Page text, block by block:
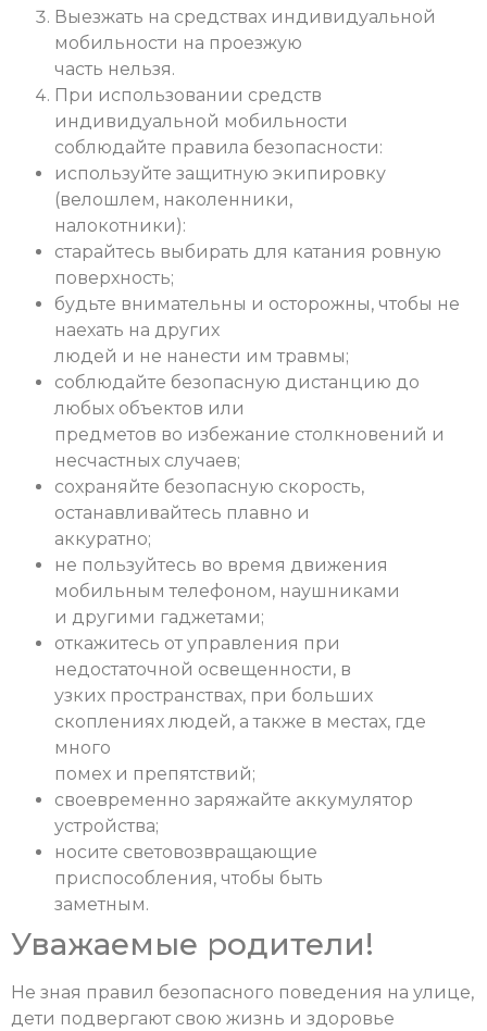
Выезжать на средствах индивидуальной
мобильности на проезжую
часть нельзя.
При использовании средств
индивидуальной мобильности
соблюдайте правила безопасности:
используйте защитную экипировку
(велошлем, наколенники,
налокотники):
старайтесь выбирать для катания ровную
поверхность;
будьте внимательны и осторожны, чтобы не
наехать на других
людей и не нанести им травмы;
соблюдайте безопасную дистанцию до
любых объектов или
предметов во избежание столкновений и
несчастных случаев;
сохраняйте безопасную скорость,
останавливайтесь плавно и
аккуратно;
не пользуйтесь во время движения
мобильным телефоном, наушниками
и другими гаджетами;
откажитесь от управления при
недостаточной освещенности, в
узких пространствах, при больших
скоплениях людей, а также в местах, где
много
помех и препятствий;
своевременно заряжайте аккумулятор
устройства;
носите световозвращающие
приспособления, чтобы быть
заметным.
Уважаемые родители!
Не зная правил безопасного поведения на улице,
дети подвергают свою жизнь и здоровье